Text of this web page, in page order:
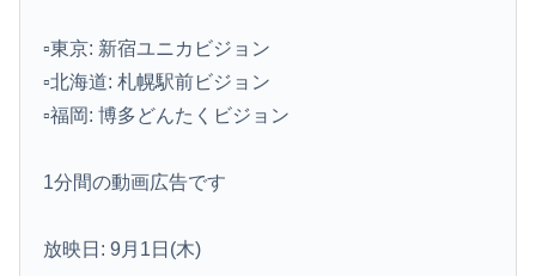
▫️東京: 新宿ユニカビジョン
▫️北海道: 札幌駅前ビジョン
▫️福岡: 博多どんたくビジョン
1分間の動画広告です
放映日: 9月1日(木)